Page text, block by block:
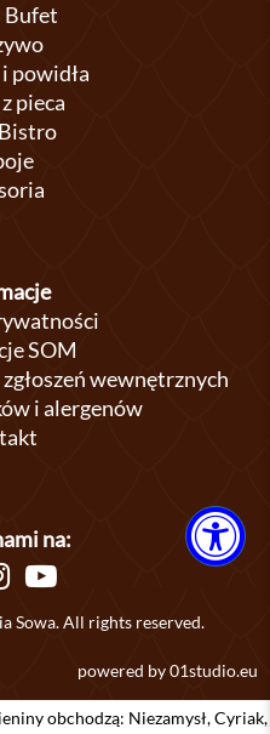
Bufet
powidła
pieca
SOM
wewnętrznych
i alergenów
na:
Sowa. All rights reserved.
powered by01studio.eu
Niezamysł, Cyriak,